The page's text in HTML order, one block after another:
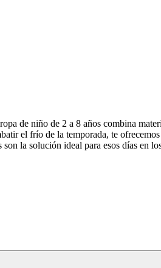
de niño de 2 a 8 años combina
el frío de la temporada, te
la solución ideal para esos días en